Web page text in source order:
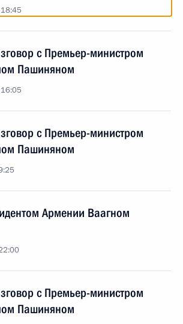
18:45
с Премьер-министром
Пашиняном
16:05
с Премьер-министром
Пашиняном
Армении Ваагном
с Премьер-министром
Пашиняном